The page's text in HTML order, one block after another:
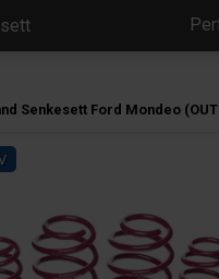
Senkesett Ford Mondeo